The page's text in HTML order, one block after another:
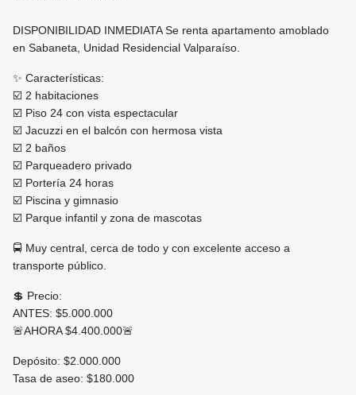
DISPONIBILIDAD INMEDIATA Se renta apartamento amoblado
en Sabaneta, Unidad Residencial Valparaíso.
✨ Características:
☑️ 2 habitaciones
☑️ Piso 24 con vista espectacular
☑️ Jacuzzi en el balcón con hermosa vista
☑️ 2 baños
☑️ Parqueadero privado
☑️ Portería 24 horas
☑️ Piscina y gimnasio
☑️ Parque infantil y zona de mascotas
🚍 Muy central, cerca de todo y con excelente acceso a
transporte público.
💲 Precio:
ANTES: $5.000.000
🚨AHORA $4.400.000🚨
Depósito: $2.000.000
Tasa de aseo: $180.000